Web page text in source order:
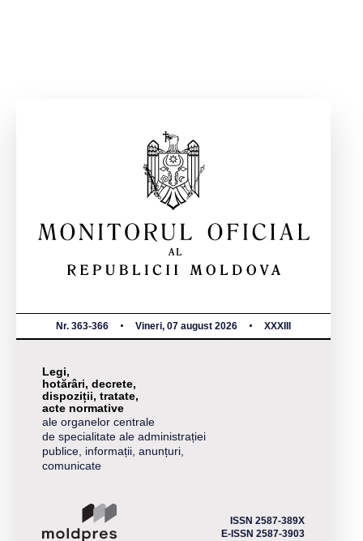
Nr. 363-366 Vineri, 07 august 2026 XXXIII
Legi,
hotărâri, decrete,
dispoziții, tratate,
acte normative
ale organelor centrale
de specialitate ale administrației
publice, informații, anunțuri,
comunicate
ISSN 2587-389X
E-ISSN 2587-3903